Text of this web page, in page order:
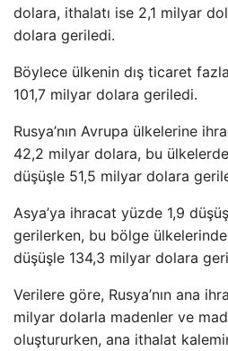
dolara, ithalatı ise 2,1 milyar
dolara geriledi.
Böylece ülkenin dış ticaret
101,7 milyar dolara geriledi.
Rusya’nın Avrupa ülkelerine
42,2 milyar dolara, bu
düşüşle 51,5 milyar dolara
Asya’ya ihracat yüzde 1,9
gerilerken, bu bölge
düşüşle 134,3 milyar dolara
Verilere göre, Rusya’nın ana
milyar dolarla madenler ve
oluştururken, ana ithalat